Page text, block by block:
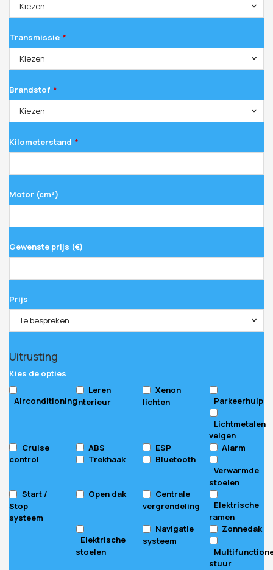
Kiezen
Transmissie *
Kiezen
Brandstof *
Kiezen
Kilometerstand *
Motor (cm³)
Gewenste prijs (€)
Prijs
Te bespreken
Uitrusting
Kies de opties
Airconditioning
Leren
interieur
Xenon
lichten
Parkeerhulp
Lichtmetalen
velgen
Cruise
control
ABS ESP
Alarm
Trekhaak
Bluetooth
Verwarmde
stoelen
Start /
Stop
systeem
Open dak
Centrale
vergrendeling
Elektrische
ramen
Elektrische
stoelen
Navigatie
systeem
Zonnedak
stuur